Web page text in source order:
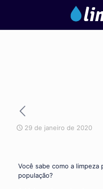
29 de janeiro de 2020
Você sabe como a
população?